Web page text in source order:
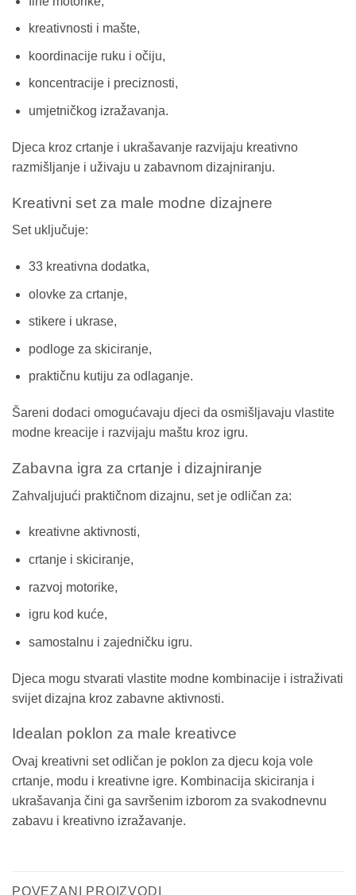
kreativnosti i mašte,
koordinacije ruku i očiju,
koncentracije i preciznosti,
umjetničkog izražavanja.
Djeca kroz crtanje i ukrašavanje razvijaju kreativno
razmišljanje i uživaju u zabavnom dizajniranju.
Kreativni set za male modne dizajnere
Set uključuje:
33 kreativna dodatka,
olovke za crtanje,
stikere i ukrase,
podloge za skiciranje,
praktičnu kutiju za odlaganje.
Šareni dodaci omogućavaju djeci da osmišljavaju vlastite
modne kreacije i razvijaju maštu kroz igru.
Zabavna igra za crtanje i dizajniranje
Zahvaljujući praktičnom dizajnu, set je odličan za:
kreativne aktivnosti,
crtanje i skiciranje,
razvoj motorike,
igru kod kuće,
samostalnu i zajedničku igru.
Djeca mogu stvarati vlastite modne kombinacije i istraživati
svijet dizajna kroz zabavne aktivnosti.
Idealan poklon za male kreativce
Ovaj kreativni set odličan je poklon za djecu koja vole
crtanje, modu i kreativne igre. Kombinacija skiciranja i
ukrašavanja čini ga savršenim izborom za svakodnevnu
zabavu i kreativno izražavanje.
POVEZANI PROIZVODI